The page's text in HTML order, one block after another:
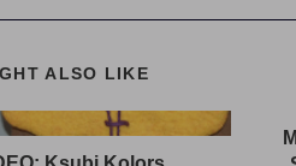
ALSO LIKE